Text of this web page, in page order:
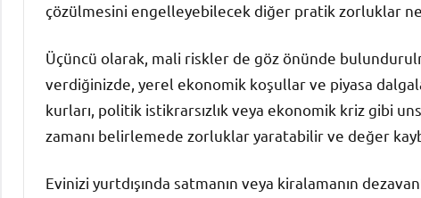
çözülmesini engelleyebilecek diğer pratik zorluklar
Üçüncü olarak, mali riskler de göz önünde
verdiğinizde, yerel ekonomik koşullar ve piyasa
kurları, politik istikrarsızlık veya ekonomik kriz gibi
zamanı belirlemede zorluklar yaratabilir ve değer
Evinizi yurtdışında satmanın veya kiralamanın